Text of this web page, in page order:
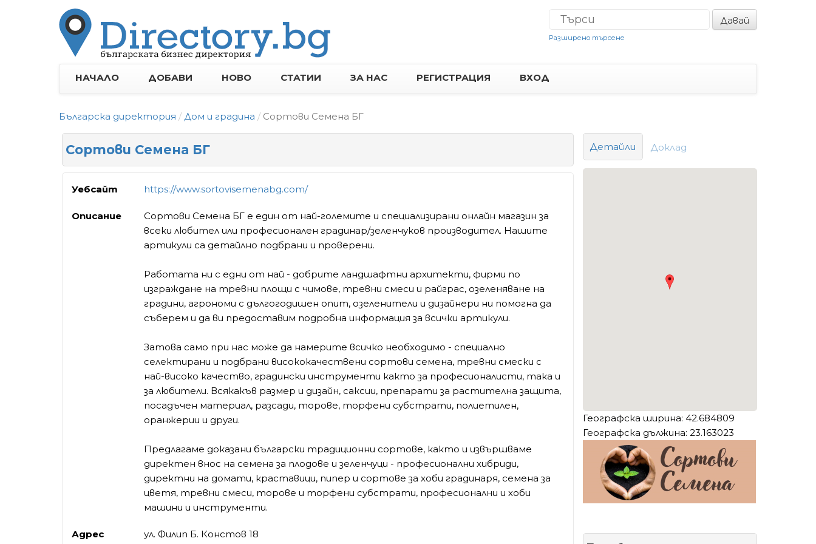
Давай
Разширено търсене
НАЧАЛО ДОБАВИ НОВО СТАТИИ ЗА НАС РЕГИСТРАЦИЯ ВХОД
Българска директория Дом и градина Сортови Семена БГ
Сортови Семена БГ
Уебсайт https://www.sortovisemenabg.com/
Описание
Сортови Семена БГ е един от най-големите и специализирани онлайн магазин за
всеки любител или професионален градинар/зеленчуков производител. Нашите
артикули са детайлно подбрани и проверени.
Работата ни с едни от най - добрите ландшафтни архитекти, фирми по
изграждане на тревни площи с чимове, тревни смеси и райграс, озеленяване на
градини, агрономи с дългогодишен опит, озеленители и дизайнери ни помогна да
съберем и да ви предоставим подробна информация за всички артикули.
Затова само при нас може да намерите всичко необходимо - специално
селектирани и подбрани висококачествени сортови семена, тревни смески с
най-високо качество, градински инструменти както за професионалисти, така и
за любители. Всякакъв размер и дизайн, саксии, препарати за растителна защита,
посадъчен материал, разсади, торове, торфени субстрати, полиетилен,
оранжерии и други.
Предлагаме доказани български традиционни сортове, както и извършваме
директен внос на семена за плодове и зеленчуци - професионални хибриди,
директни на домати, краставици, пипер и сортове за хоби градинаря, семена за
цветя, тревни смеси, торове и торфени субстрати, професионални и хоби
машини и инструменти.
Адрес
ул. Филип Б. Констов 18
Детайли Доклад
Географска ширина: 42.684809
Географска дължина: 23.163023